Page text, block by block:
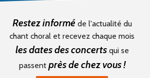
Restez informé de l'actualité du
chant choral et recevez chaque mois
les dates des concertsqui se
passent près de chez vous !